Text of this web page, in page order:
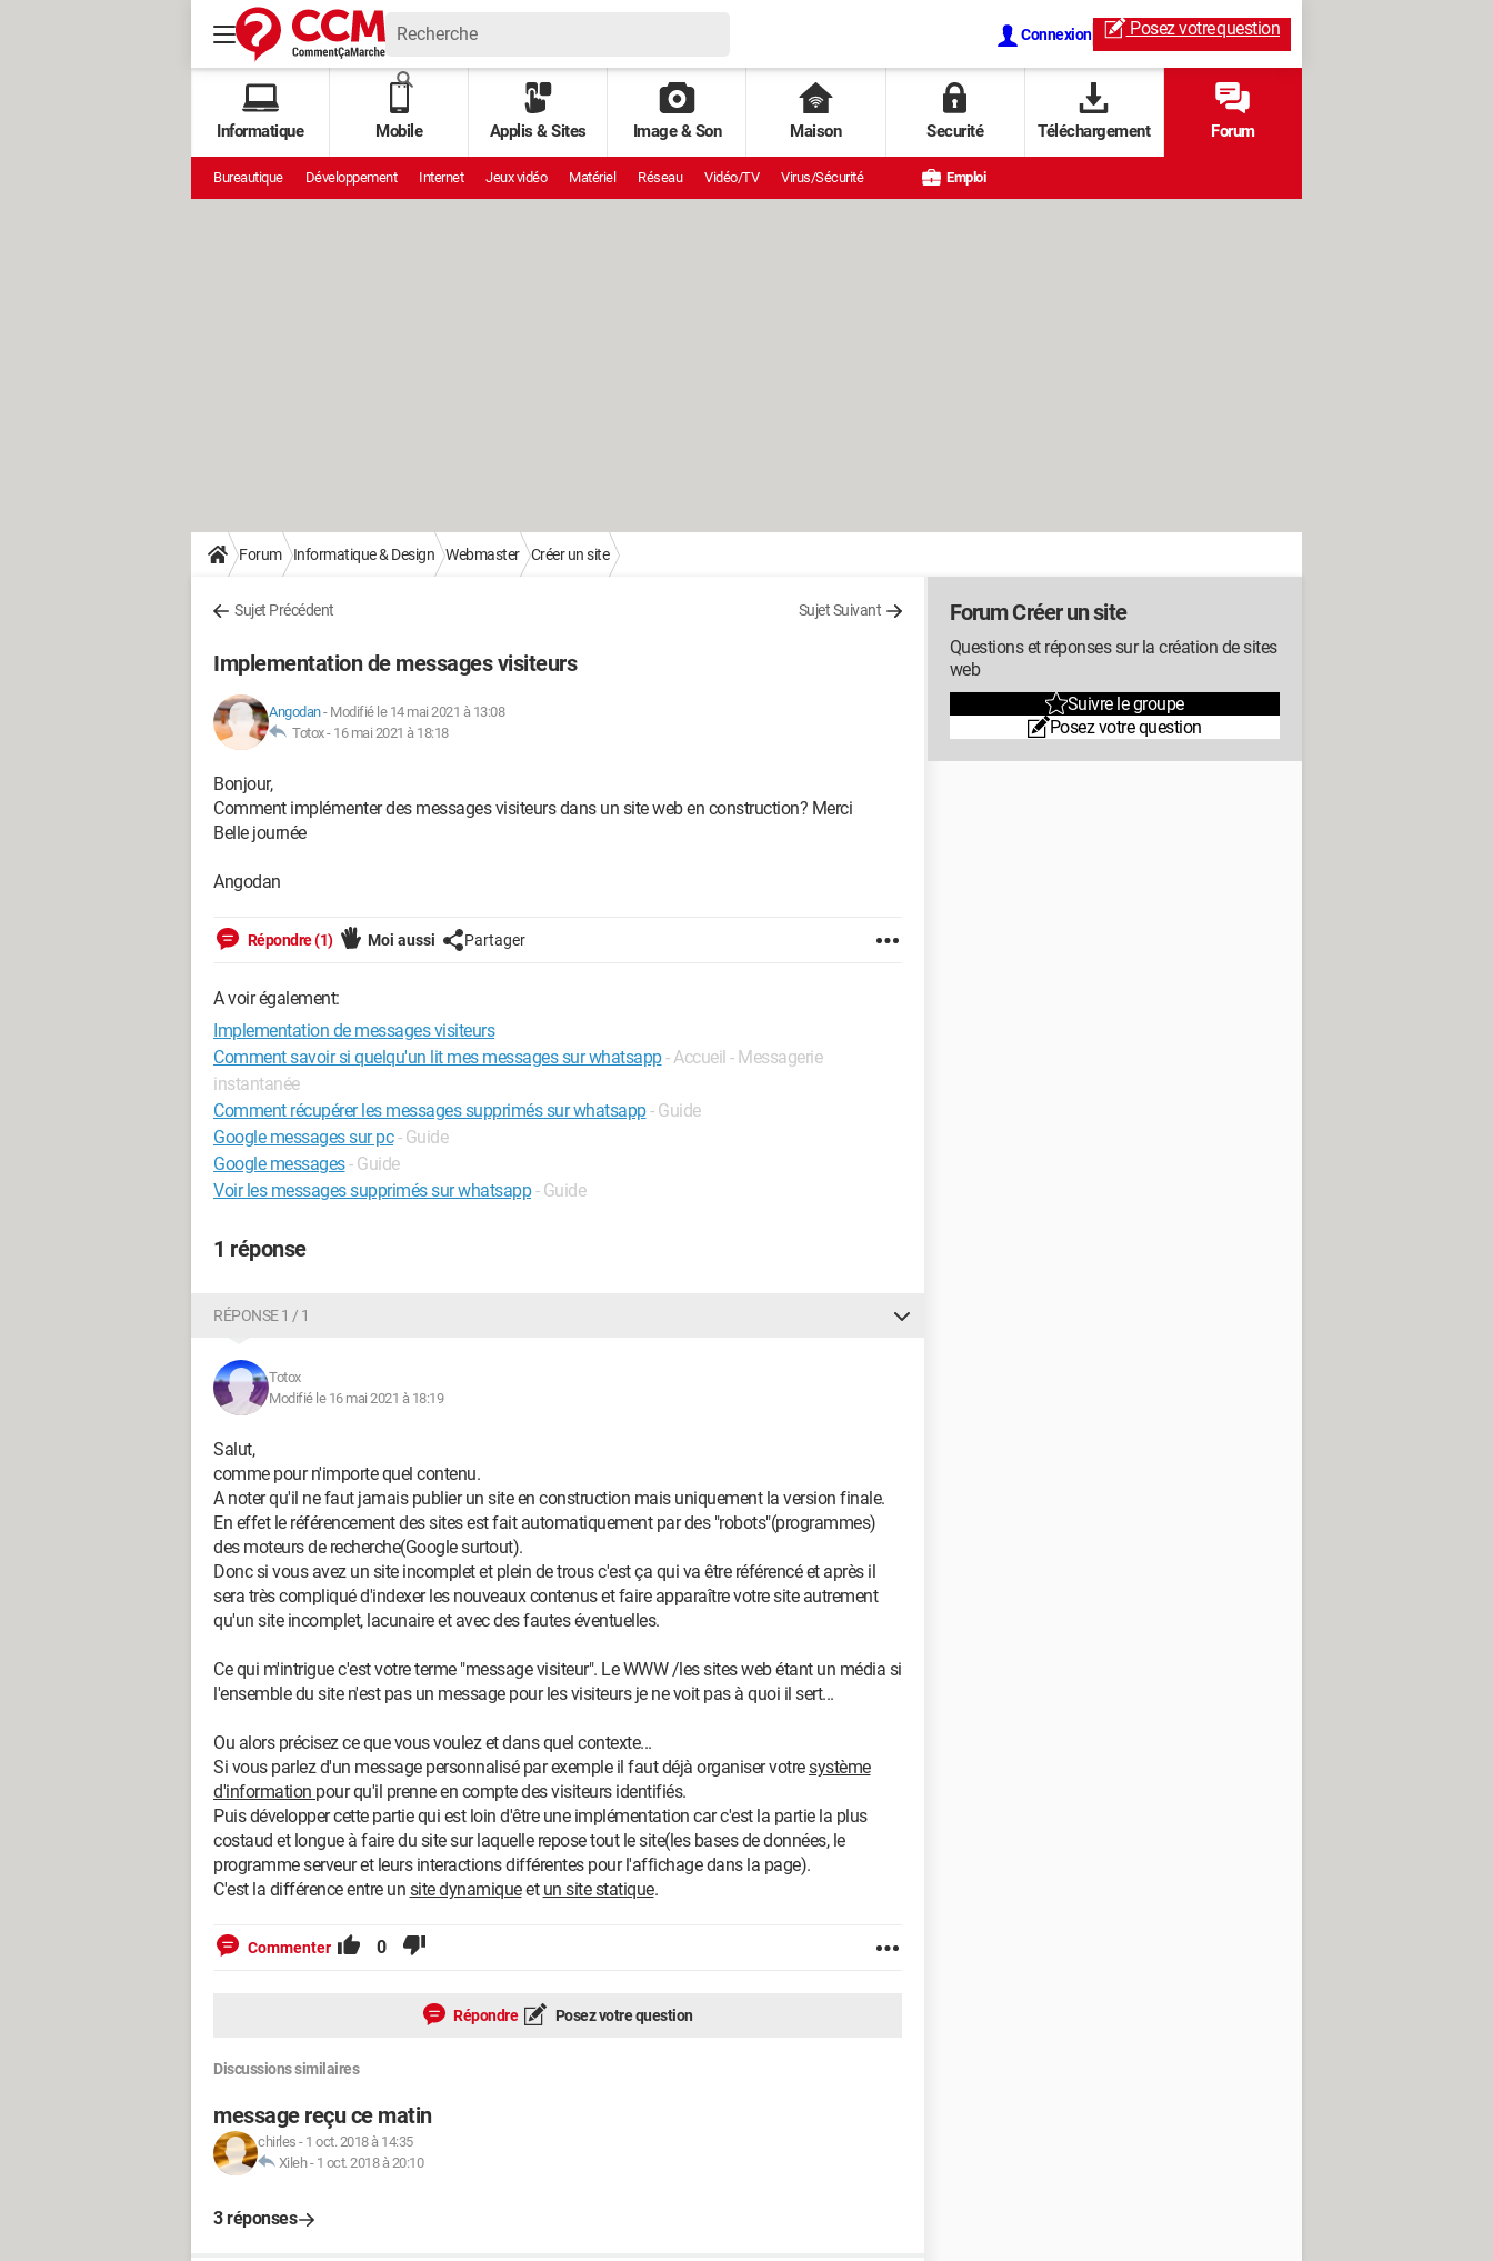
Connexion Posez votrequestion
Informatique Mobile Applis & Sites Image & Son Maison Securité Téléchargement Forum
Bureautique Développement Internet Jeux vidéo Matériel Réseau Vidéo/TV Virus/Sécurité Emploi
Forum Informatique & Design Webmaster Créer un site
Sujet Précédent Sujet Suivant
Implementation de messages visiteurs
Angodan- Modifié le 14 mai 2021 à 13:08
Totox - 16 mai 2021 à 18:18
Bonjour,
Comment implémenter des messages visiteurs dans un site web en construction? Merci
Belle journée
Angodan
Répondre (1) Moi aussi Partager
A voir également:
Implementation de messages visiteurs
Comment savoir si quelqu'un lit mes messages sur whatsapp- Accueil - Messagerie
instantanée
Comment récupérer les messages supprimés sur whatsapp- Guide
Google messages sur pc - Guide
Google messages- Guide
Voir les messages supprimés sur whatsapp - Guide
1 réponse
RÉPONSE 1 / 1
Totox
Modifié le 16 mai 2021 à 18:19
Salut,
comme pour n'importe quel contenu.
A noter qu'il ne faut jamais publier un site en construction mais uniquement la version finale.
En effet le référencement des sites est fait automatiquement par des "robots"(programmes)
des moteurs de recherche(Google surtout).
Donc si vous avez un site incomplet et plein de trous c'est ça qui va être référencé et après il
sera très compliqué d'indexer les nouveaux contenus et faire apparaître votre site autrement
qu'un site incomplet, lacunaire et avec des fautes éventuelles.
Ce qui m'intrigue c'est votre terme "message visiteur". Le WWW /les sites web étant un média si
l'ensemble du site n'est pas un message pour les visiteurs je ne voit pas à quoi il sert...
Ou alors précisez ce que vous voulez et dans quel contexte...
Si vous parlez d'un message personnalisé par exemple il faut déjà organiser votresystème
d'information pour qu'il prenne en compte des visiteurs identifiés.
Puis développer cette partie qui est loin d'être une implémentation car c'est la partie la plus
costaud et longue à faire du site sur laquelle repose tout le site(les bases de données, le
programme serveur et leurs interactions différentes pour l'affichage dans la page).
C'est la différence entre un site dynamiqueet un site statique.
Commenter 0
Répondre Posez votre question
Discussions similaires
message reçu ce matin
chirles - 1 oct. 2018 à 14:35
Xileh- 1 oct. 2018 à 20:10
3 réponses
Forum Créer un site
Questions et réponses sur la création de sites
web
Suivre le groupe
Posez votre question